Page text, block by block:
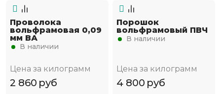
Проволока
вольфрамовая 0,09
мм ВА
В наличии
Цена за килограмм
2 860 руб
Порошок
вольфрамовый ПВЧ
В наличии
Цена за килограмм
4 800 руб